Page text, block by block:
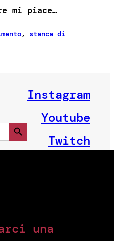
mi piace…
, stanca di
Search Button
Instagram
Youtube
Twitch
una